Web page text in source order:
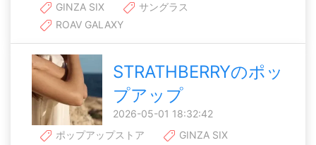
GINZA SIX
サングラス
ROAV GALAXY
STRATHBERRYのポッ
プアップ
2026-05-01 18:32:42
ポップアップストア
GINZA SIX